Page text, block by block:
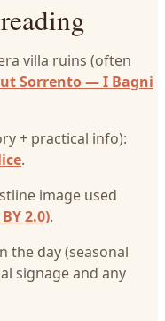
villa ruins (often
Sorrento — I Bagni
+ practical info):
.
image used
2.0).
the day (seasonal
signage and any